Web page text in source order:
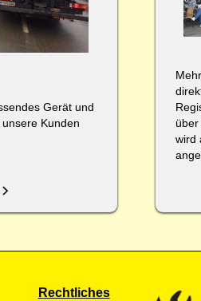
Gerät und
Kunden
wird
Rechtliches